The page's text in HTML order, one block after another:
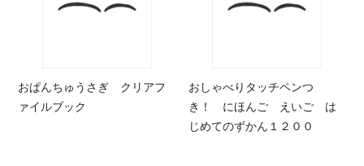
おぱんちゅうさぎ クリアフ
ァイルブック
おしゃべりタッチペンつ
き！ にほんご えいご は
じめてのずかん１２００